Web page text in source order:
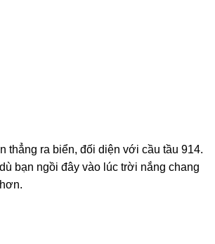
thẳng ra biển, đối diện với cầu tầu 914.
bạn ngồi đây vào lúc trời nắng chang